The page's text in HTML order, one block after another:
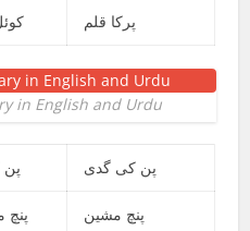
پرکا قلم
in English and Urdu
پن کی گدی
پنچ پنچ مشین